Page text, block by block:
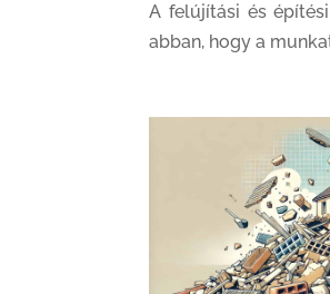
A felújítási és
abban, hogy a